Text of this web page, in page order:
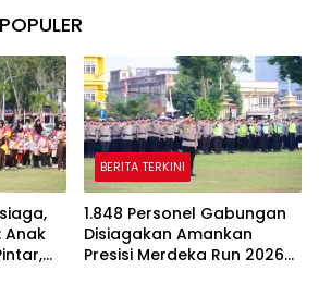
Anak
BERITA TERKINI
1.848 Personel Gabungan
Disiagakan Amankan
Presisi Merdeka Run 2026